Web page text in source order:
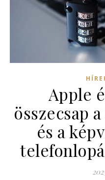
Apple
összecsap
és a